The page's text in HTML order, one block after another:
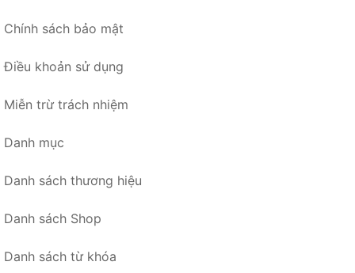
Chính sách bảo mật
Điều khoản sử dụng
Miễn trừ trách nhiệm
Danh mục
Danh sách thương hiệu
Danh sách Shop
Danh sách từ khóa